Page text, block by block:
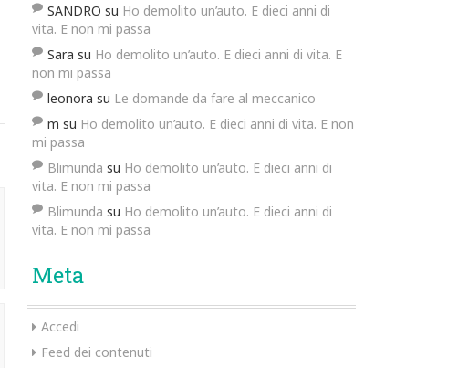
SANDRO su Ho demolito un’auto. E dieci anni di
vita. E non mi passa
Sara su Ho demolito un’auto. E dieci anni di vita. E
non mi passa
leonora su Le domande da fare al meccanico
m su Ho demolito un’auto. E dieci anni di vita. E non
mi passa
Blimunda su Ho demolito un’auto. E dieci anni di
vita. E non mi passa
Blimunda su Ho demolito un’auto. E dieci anni di
vita. E non mi passa
Meta
Accedi
Feed dei contenuti